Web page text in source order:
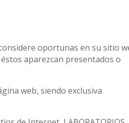
oportunas en su sitio
aparezcan presentados o
web, siendo exclusiva